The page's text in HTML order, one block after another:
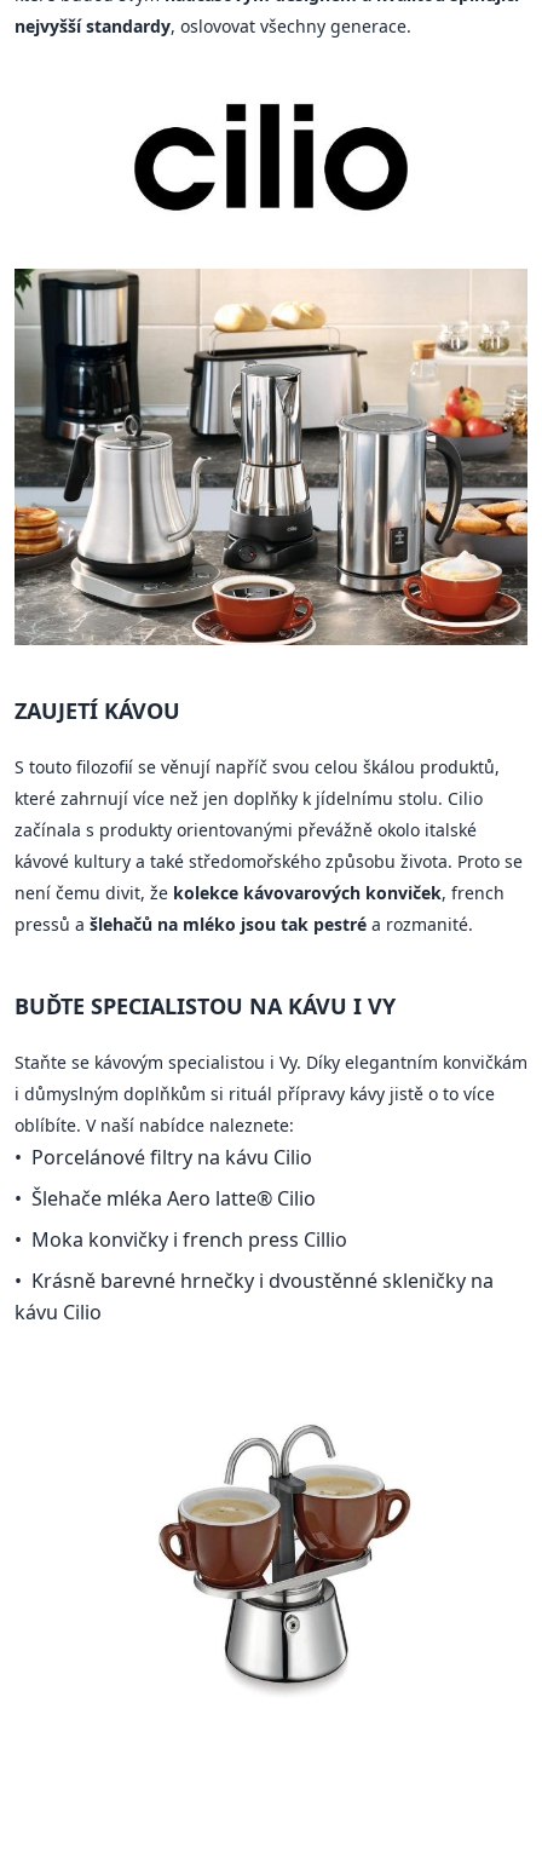
nejvyšší standardy, oslovovat všechny generace.
ZAUJETÍ KÁVOU
S touto filozofií se věnují napříč svou celou škálou produktů,
které zahrnují více než jen doplňky k jídelnímu stolu. Cilio
začínala s produkty orientovanými převážně okolo italské
kávové kultury a také středomořského způsobu života. Proto se
není čemu divit, že kolekce kávovarových konviček, french
pressů a šlehačů na mléko jsou tak pestré a rozmanité.
BUĎTE SPECIALISTOU NA KÁVU I VY
Staňte se kávovým specialistou i Vy. Díky elegantním konvičkám
i důmyslným doplňkům si rituál přípravy kávy jistě o to více
oblíbíte. V naší nabídce naleznete:
Porcelánové filtry na kávu Cilio
Šlehače mléka Aero latte® Cilio
Moka konvičky i french press Cillio
Krásně barevné hrnečky i dvoustěnné skleničky na
kávu Cilio